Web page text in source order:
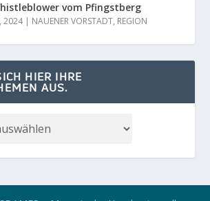
vom Pfingstberg
2024| NAUENER VORSTADT, REGION
HIER IHRE
AUS.